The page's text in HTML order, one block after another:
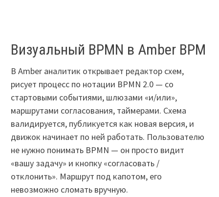
Визуальный BPMN в Amber BPM
В Amber аналитик открывает редактор схем,
рисует процесс по нотации BPMN 2.0 — со
стартовыми событиями, шлюзами «и/или»,
маршрутами согласования, таймерами. Схема
валидируется, публикуется как новая версия, и
движок начинает по ней работать. Пользователю
не нужно понимать BPMN — он просто видит
«вашу задачу» и кнопку «согласовать /
отклонить». Маршрут под капотом, его
невозможно сломать вручную.